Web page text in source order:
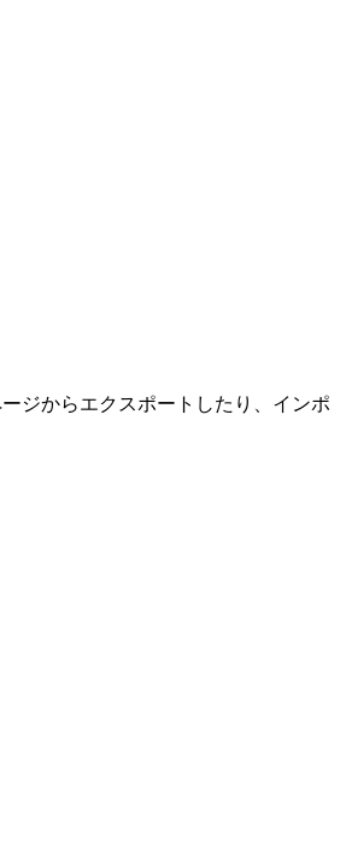
ジからエクスポートしたり、インポ